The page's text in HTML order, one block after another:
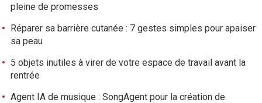
pleine de promesses
Réparer sa barrière cutanée : 7 gestes simples pour apaiser
sa peau
5 objets inutiles à virer de votre espace de travail avant la
rentrée
Agent IA de musique : SongAgent pour la création de